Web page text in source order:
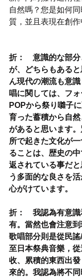
自然嗎？您是如何
質，並且表現在創作
折：　意識的な部
が、どちらもある
ん現代の潮流も意
唱に関しては、フ
POPから祭り囃子
育った蓄積から自
があると思います
所で起きた文化が
ることは、歴史の
返されている事だ
う多面的な良さを
心がけています。
折：　我認為有意
有。當然也會注意到
歌唱部分則是從民
至日本祭典音樂，
收、累積的東西出
來的。我認為將不